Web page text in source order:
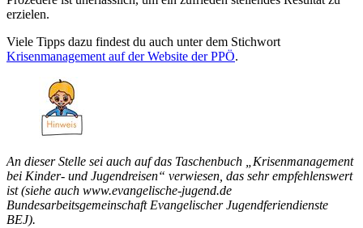
erzielen.
Viele Tipps dazu findest du auch unter dem Stichwort
Krisenmanagement auf der Website der PPÖ.
An dieser Stelle sei auch auf das Taschenbuch „Krisenmanagement
bei Kinder- und Jugendreisen“ verwiesen, das sehr empfehlenswert
ist (siehe auch www.evangelische-jugend.de
Bundesarbeitsgemeinschaft Evangelischer Jugendferiendienste
BEJ).